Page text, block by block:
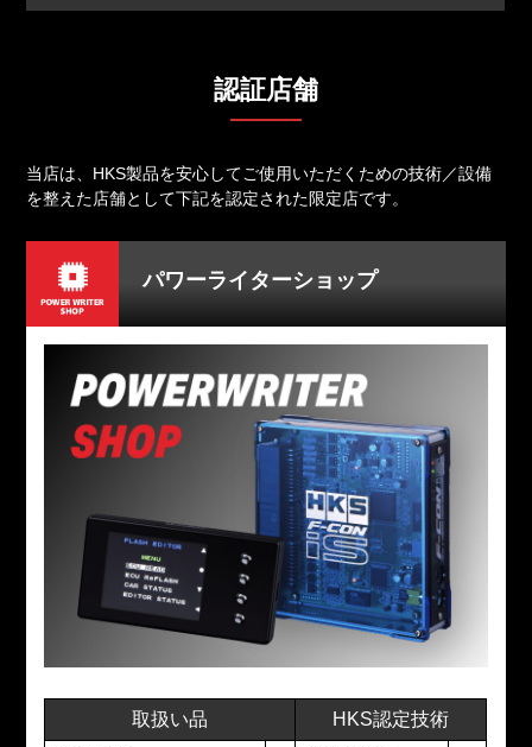
認証店舗
当店は、HKS製品を安心してご使用いただくための技術／設備
を整えた店舗として下記を認定された限定店です。
パワーライターショップ
取扱い品 HKS認定技術